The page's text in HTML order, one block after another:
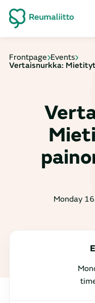
Frontpage Events
Vertaisnurkka:
Monday